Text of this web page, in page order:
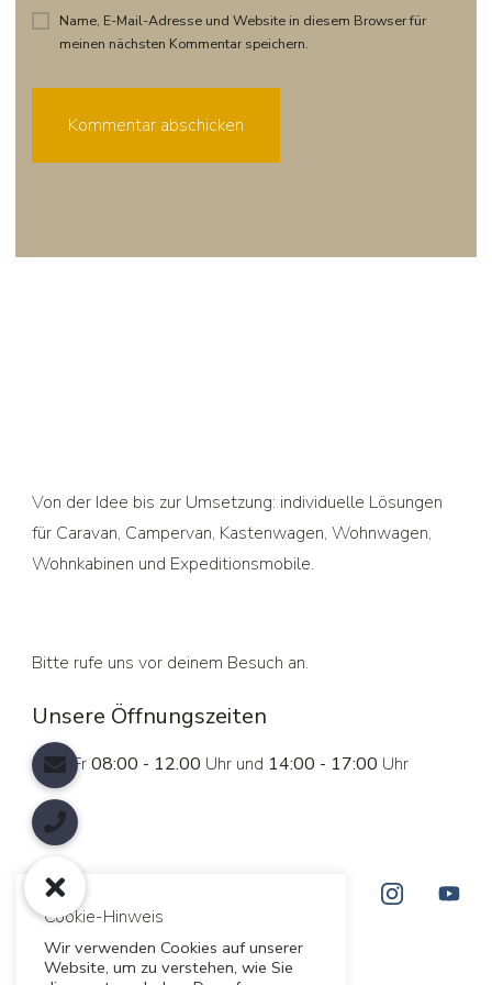
Name, E-Mail-Adresse und Website in diesem Browser für
meinen nächsten Kommentar speichern.
Von der Idee bis zur Umsetzung: individuelle Lösungen
für Caravan, Campervan, Kastenwagen, Wohnwagen,
Wohnkabinen und Expeditionsmobile.
Bitte rufe uns vor deinem Besuch an.
Unsere Öffnungszeiten
Mo - Fr08:00 - 12.00 Uhr und 14:00 - 17:00 Uhr
Cookie-Hinweis
Wir verwenden Cookies auf unserer
Website, um zu verstehen, wie Sie